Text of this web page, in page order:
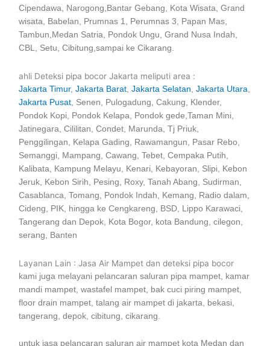
Cipendawa, Narogong,Bantar Gebang, Kota Wisata, Grand
wisata, Babelan, Prumnas 1, Perumnas 3, Papan Mas,
Tambun,Medan Satria, Pondok Ungu, Grand Nusa Indah,
CBL, Setu, Cibitung,sampai ke Cikarang.
ahli Deteksi pipa bocor Jakarta meliputi area :
Jakarta Timur,Jakarta Barat ,Jakarta Selatan ,Jakarta Utara
Jakarta Pusat , Senen, Pulogadung, Cakung, Klender,
Pondok Kopi, Pondok Kelapa, Pondok gede,Taman Mini,
Jatinegara, Cililitan, Condet, Marunda, Tj Priuk,
Penggilingan, Kelapa Gading, Rawamangun, Pasar Rebo,
Semanggi, Mampang, Cawang, Tebet, Cempaka Putih,
Kalibata, Kampung Melayu, Kenari, Kebayoran, Slipi, Kebon
Jeruk, Kebon Sirih, Pesing, Roxy, Tanah Abang, Sudirman,
Casablanca, Tomang, Pondok Indah, Kemang, Radio dalam,
Cideng, PIK, hingga ke Cengkareng, BSD, Lippo Karawaci,
Tangerang dan Depok, Kota Bogor, kota Bandung, cilegon,
serang, Banten
Layanan Lain : Jasa Air Mampet dan deteksi pipa bocor
kami juga melayani pelancaran saluran pipa mampet, kamar
mandi mampet, wastafel mampet, bak cuci piring mampet,
floor drain mampet, talang air mampet di jakarta, bekasi,
tangerang, depok, cibitung, cikarang.
untuk jasa pelancaran saluran air mampet kota Medan dan